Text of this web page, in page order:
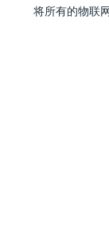
将所有的物联